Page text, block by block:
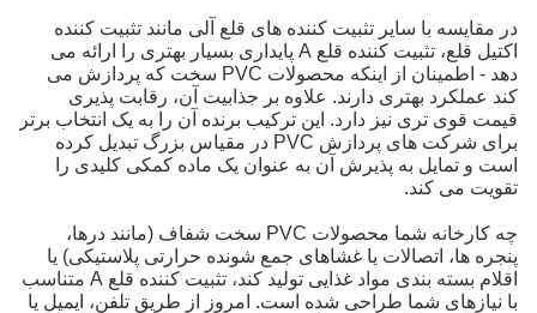
در مقایسه با سایر تثبیت کننده های قلع آلی مانند تثبیت کننده
اکتيل قلع، تثبیت کننده قلع A پایداری بسیار بهتری را ارائه می
دهد - اطمینان از اینکه محصولات PVC سخت که پردازش می
کند عملکرد بهتری دارند. علاوه بر جذابیت آن، رقابت پذیری
قیمت قوی تری نیز دارد. این ترکیب برنده آن را به یک انتخاب برتر
برای شرکت های پردازش PVC در مقیاس بزرگ تبدیل کرده
است و تمایل به پذیرش آن به عنوان یک ماده کمکی کلیدی را
تقویت می کند.
چه کارخانه شما محصولات PVC سخت شفاف (مانند درها،
پنجره ها، اتصالات یا غشاهای جمع شونده حرارتی پلاستیکی) یا
اقلام بسته بندی مواد غذایی تولید کند، تثبیت کننده قلع A متناسب
با نیازهای شما طراحی شده است. امروز از طریق تلفن، ایمیل یا